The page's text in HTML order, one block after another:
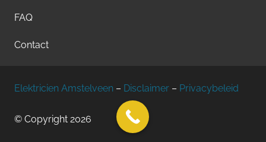
FAQ
Contact
Elektricien Amstelveen – Disclaimer – Privacybeleid
© Copyright 2026